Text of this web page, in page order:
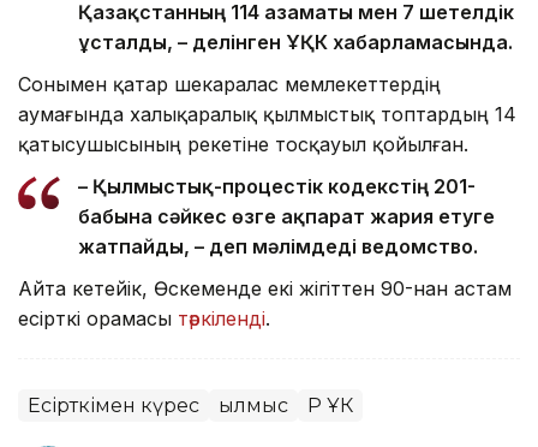
Қазақстанның 114 азаматы мен 7 шетелдік
ұсталды, – делінген ҰҚК хабарламасында.
Сонымен қатар шекаралас мемлекеттердің
аумағында халықаралық қылмыстық топтардың 14
қатысушысының әрекетіне тосқауыл қойылған.
– Қылмыстық-процестік кодекстің 201-
бабына сәйкес өзге ақпарат жария етуге
жатпайды, – деп мәлімдеді ведомство.
Айта кетейік, Өскеменде екі жігіттен 90-нан астам
есірткі орамасы тәркіленді.
Есірткімен күрес Қылмыс ҚР ҰҚК